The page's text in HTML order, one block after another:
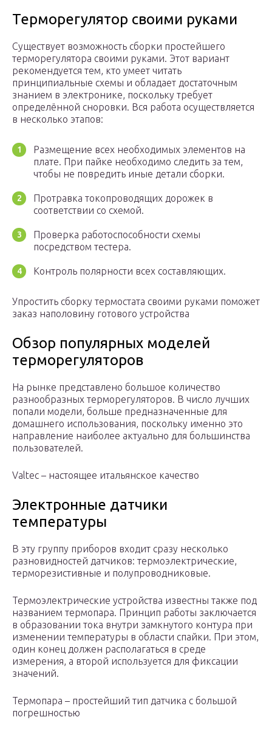
Терморегулятор своими руками
Существует возможность сборки простейшего
терморегулятора своими руками. Этот вариант
рекомендуется тем, кто умеет читать
принципиальные схемы и обладает достаточным
знанием в электронике, поскольку требует
определённой сноровки. Вся работа осуществляется
в несколько этапов:
Размещение всех необходимых элементов на
плате. При пайке необходимо следить за тем,
чтобы не повредить иные детали сборки.
Протравка токопроводящих дорожек в
соответствии со схемой.
Проверка работоспособности схемы
посредством тестера.
Контроль полярности всех составляющих.
Упростить сборку термостата своими руками поможет
заказ наполовину готового устройства
Обзор популярных моделей
терморегуляторов
На рынке представлено большое количество
разнообразных терморегуляторов. В число лучших
попали модели, больше предназначенные для
домашнего использования, поскольку именно это
направление наиболее актуально для большинства
пользователей.
Valtec – настоящее итальянское качество
Электронные датчики
температуры
В эту группу приборов входит сразу несколько
разновидностей датчиков: термоэлектрические,
терморезистивные и полупроводниковые.
Термоэлектрические устройства известны также под
названием термопара. Принцип работы заключается
в образовании тока внутри замкнутого контура при
изменении температуры в области спайки. При этом,
один конец должен располагаться в среде
измерения, а второй используется для фиксации
значений.
Термопара – простейший тип датчика с большой
погрешностью